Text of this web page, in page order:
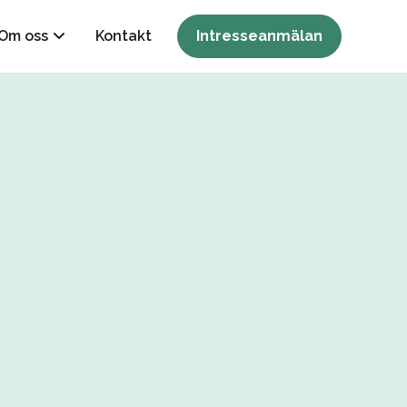
oss Kontakt Intresseanmälan